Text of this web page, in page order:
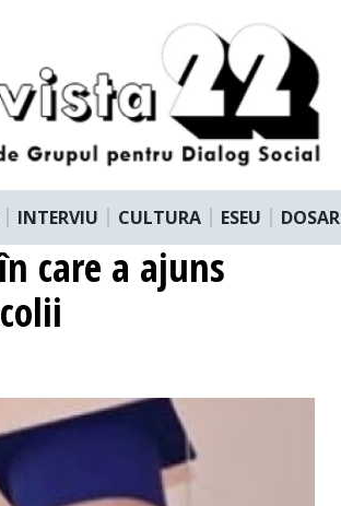
INTERVIU CULTURA ESEU DOSAR
care a ajuns